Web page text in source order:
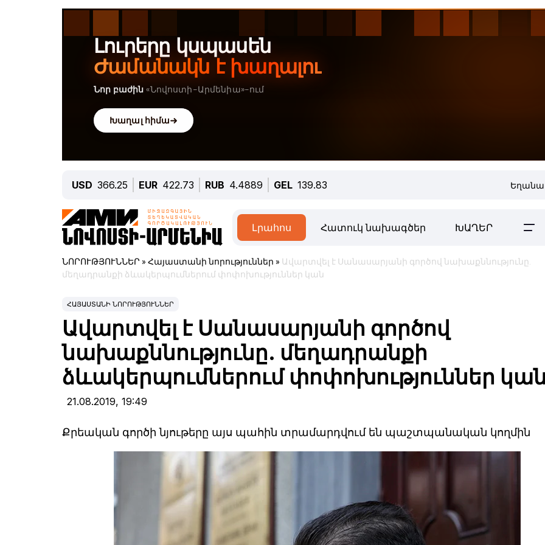
USD 366.25 EUR 422.73 RUB 4.4889 GEL 139.83
Լրահոս Հատուկ նախագծեր ԽԱՂԵՐ
ՆՈՐՈՒԹՅՈՒՆՆԵՐ » Հայաստանի նորություններ » Ավարտվել է Սանասարյանի գործով նախաքննությունը.
մեղադրանքի ձևակերպումներում փոփոխություններ կան
ՀԱՅԱՍՏԱՆԻ ՆՈՐՈՒԹՅՈՒՆՆԵՐ
Ավարտվել է Սանասարյանի գործով
նախաքննությունը. մեղադրանքի
ձևակերպումներում փոփոխություններ
21.08.2019, 19:49
Քրեական գործի նյութերը այս պահին տրամարդվում են պաշտպանական կողմին